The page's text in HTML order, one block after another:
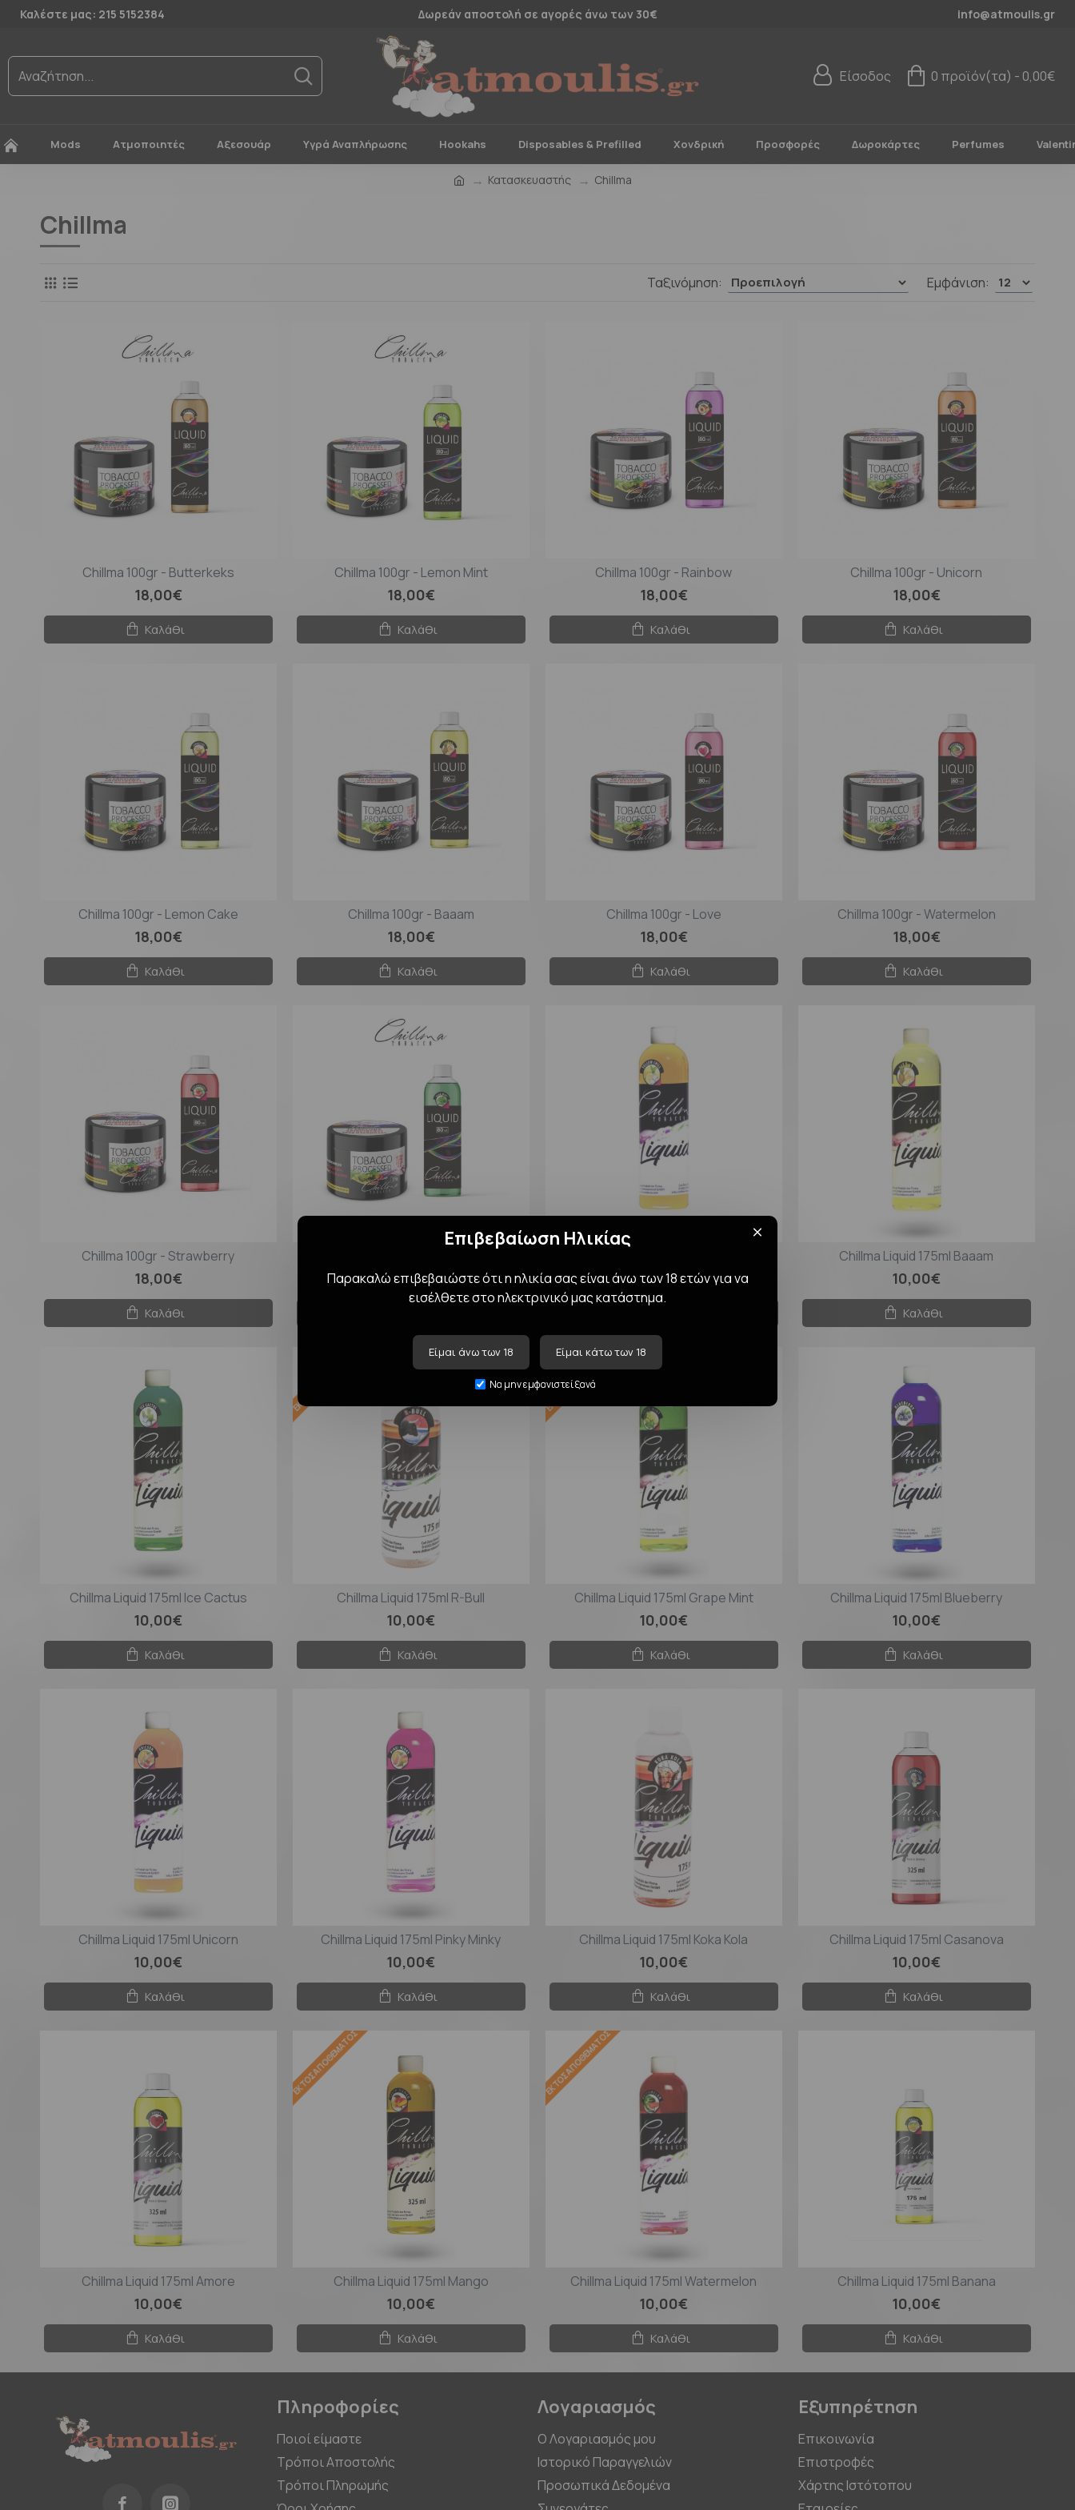
Επιβεβαίωση Ηλικίας
Παρακαλώ επιβεβαιώστε ότι η ηλικία σας είναι άνω των 18 ετών για να
εισέλθετε στο ηλεκτρινικό μας κατάστημα.
Είμαι άνω των 18 Είμαι κάτω των 18
Να μην εμφανιστεί ξανά
Καλέστε μας: 215 5152384 Δωρεάν αποστολή σε αγορές άνω των 30€ info@atmoulis.gr
Είσοδος 0 προϊόν(τα) - 0,00€
Mods Ατμοποιητές Αξεσουάρ Υγρά Αναπλήρωσης Hookahs Disposables & Prefilled Χονδρική Προσφορές Δωροκάρτες Perfumes
Κατασκευαστής Chillma
Chillma
Ταξινόμηση: Εμφάνιση:
Chillma 100gr - Butterkeks
18,00€
Καλάθι
Chillma 100gr - Lemon Mint
18,00€
Καλάθι
Chillma 100gr - Rainbow
18,00€
Καλάθι
Chillma 100gr - Unicorn
18,00€
Καλάθι
Chillma 100gr - Lemon Cake
18,00€
Καλάθι
Chillma 100gr - Baaam
18,00€
Καλάθι
Chillma 100gr - Love
18,00€
Καλάθι
Chillma 100gr - Watermelon
18,00€
Καλάθι
Chillma 100gr - Strawberry
18,00€
Καλάθι
18,00€ 10,00€
Chillma Liquid 175ml Baaam
10,00€
Καλάθι
Chillma Liquid 175ml Ice Cactus
10,00€
Καλάθι
ΕΚΤΌΣ ΑΠΟΘΈΜΑΤΟΣ
Chillma Liquid 175ml R-Bull
10,00€
Καλάθι
ΕΚΤΌΣ ΑΠΟΘΈΜΑΤΟΣ
Chillma Liquid 175ml Grape Mint
10,00€
Καλάθι
Chillma Liquid 175ml Blueberry
10,00€
Καλάθι
Chillma Liquid 175ml Unicorn
10,00€
Καλάθι
Chillma Liquid 175ml Pinky Minky
10,00€
Καλάθι
Chillma Liquid 175ml Koka Kola
10,00€
Καλάθι
Chillma Liquid 175ml Casanova
10,00€
Καλάθι
Chillma Liquid 175ml Amore
10,00€
Καλάθι
ΕΚΤΌΣ ΑΠΟΘΈΜΑΤΟΣ
Chillma Liquid 175ml Mango
10,00€
Καλάθι
ΕΚΤΌΣ ΑΠΟΘΈΜΑΤΟΣ
Chillma Liquid 175ml Watermelon
10,00€
Καλάθι
Chillma Liquid 175ml Banana
10,00€
Καλάθι
Πληροφορίες
Ποιοί είμαστε
Τρόποι Αποστολής
Τρόποι Πληρωμής
Λογαριασμός
Ο Λογαριασμός μου
Ιστορικό Παραγγελιών
Προσωπικά Δεδομένα
Εξυπηρέτηση
Επικοινωνία
Επιστροφές
Χάρτης Ιστότοπου